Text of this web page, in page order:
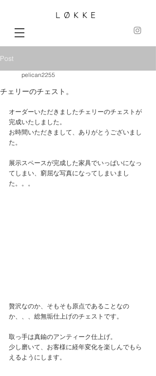
LØKKE
Post
チェリーのチェスト。
pelican2255
オーダーいただきましたチェリーのチェストが
完成いたしました。
お時間いただきまして、ありがとうございまし
た。
展示スペースが完成した家具でいっぱいになっ
てしまい、窮屈な写真になってしまいまし
た。。。
贅沢なのか、そもそも原点であることなの
か、、、総無垢仕上げのチェストです。
取っ手は真鍮のアンティーク仕上げ。
少し磨いて、お客様に経年変化を楽しんでもら
えるようにします。